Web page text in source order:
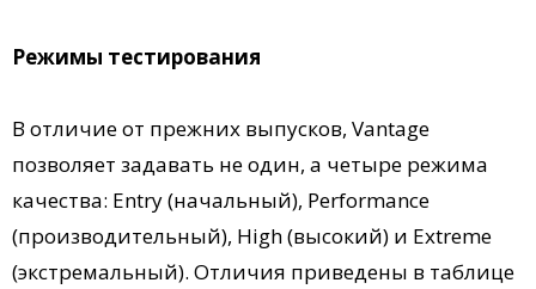
Режимы тестирования
В отличие от прежних выпусков, Vantage
позволяет задавать не один, а четыре режима
качества: Entry (начальный), Performance
(производительный), High (высокий) и Extreme
(экстремальный). Отличия приведены в таблице